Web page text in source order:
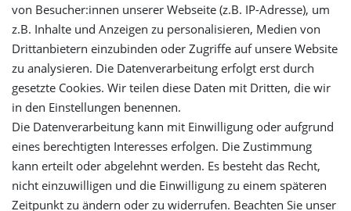
Mein Konto
Login
Registrieren
Versandinformationen
Let's stay connected
von Besucher:innen unserer Webseite (z.B. IP-Adresse), um
z.B. Inhalte und Anzeigen zu personalisieren, Medien von
Drittanbietern einzubinden oder Zugriffe auf unsere Website
zu analysieren. Die Datenverarbeitung erfolgt erst durch
gesetzte Cookies. Wir teilen diese Daten mit Dritten, die wir
in den Einstellungen benennen.
Die Datenverarbeitung kann mit Einwilligung oder aufgrund
eines berechtigten Interesses erfolgen. Die Zustimmung
kann erteilt oder abgelehnt werden. Es besteht das Recht,
nicht einzuwilligen und die Einwilligung zu einem späteren
Zeitpunkt zu ändern oder zu widerrufen. Beachten Sie unser